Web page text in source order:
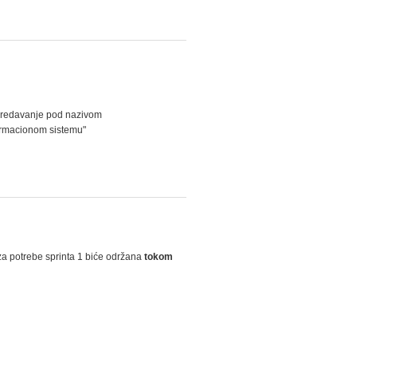
pod nazivom
sistemu"
potrebe sprinta 1 biće održana tokom